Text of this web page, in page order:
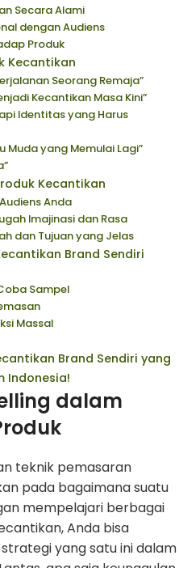
Secara Alami
dengan Audiens
Produk
Kecantikan
Seorang Remaja”
Kecantikan Masa Kini”
Identitas yang Harus
Muda yang Memulai Lagi”
Kecantikan
Anda
Imajinasi dan Rasa
dan Tujuan yang Jelas
Brand Sendiri
Sampel
Massal
Brand Sendiri yang
Indonesia!
dalam
teknik pemasaran
pada bagaimana suatu
mempelajari berbagai
Anda bisa
yang satu ini dalam